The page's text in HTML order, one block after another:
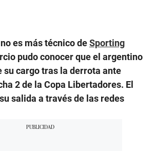
no es más técnico deSporting
pudo conocer que el argentino
su cargo tras la derrota ante
2 de la Copa Libertadores. El
salida a través de las redes